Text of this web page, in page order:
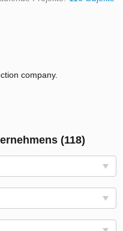
company.
(118)